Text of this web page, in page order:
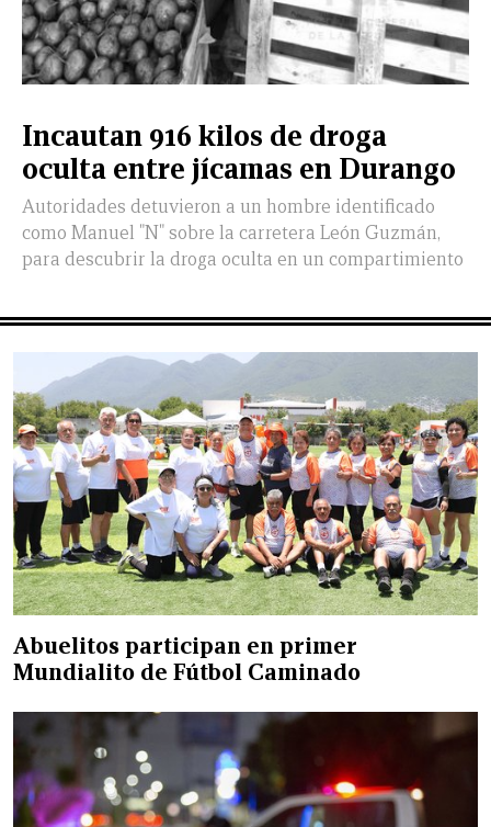
X
LEÓN
DE
VIDA
Incautan 916 kilos de droga
oculta entre jícamas en Durango
Autoridades detuvieron a un hombre identificado
como Manuel "N" sobre la carretera León Guzmán,
para descubrir la droga oculta en un compartimiento
Abuelitos participan en primer
Mundialito de Fútbol Caminado